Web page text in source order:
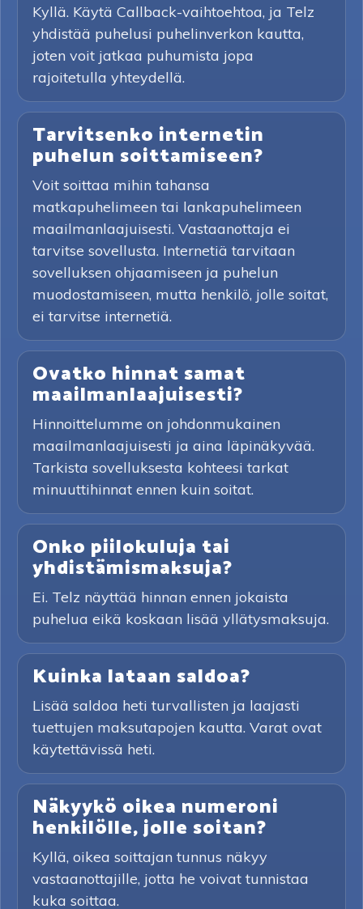
Kyllä. Käytä Callback-vaihtoehtoa, ja Telz
yhdistää puhelusi puhelinverkon kautta,
joten voit jatkaa puhumista jopa
rajoitetulla yhteydellä.
Tarvitsenko internetin
puhelun soittamiseen?
Voit soittaa mihin tahansa
matkapuhelimeen tai lankapuhelimeen
maailmanlaajuisesti. Vastaanottaja ei
tarvitse sovellusta. Internetiä tarvitaan
sovelluksen ohjaamiseen ja puhelun
muodostamiseen, mutta henkilö, jolle soitat,
ei tarvitse internetiä.
Ovatko hinnat samat
maailmanlaajuisesti?
Hinnoittelumme on johdonmukainen
maailmanlaajuisesti ja aina läpinäkyvää.
Tarkista sovelluksesta kohteesi tarkat
minuuttihinnat ennen kuin soitat.
Onko piilokuluja tai
yhdistämismaksuja?
Ei. Telz näyttää hinnan ennen jokaista
puhelua eikä koskaan lisää yllätysmaksuja.
Kuinka lataan saldoa?
Lisää saldoa heti turvallisten ja laajasti
tuettujen maksutapojen kautta. Varat ovat
käytettävissä heti.
Näkyykö oikea numeroni
henkilölle, jolle soitan?
Kyllä, oikea soittajan tunnus näkyy
vastaanottajille, jotta he voivat tunnistaa
kuka soittaa.